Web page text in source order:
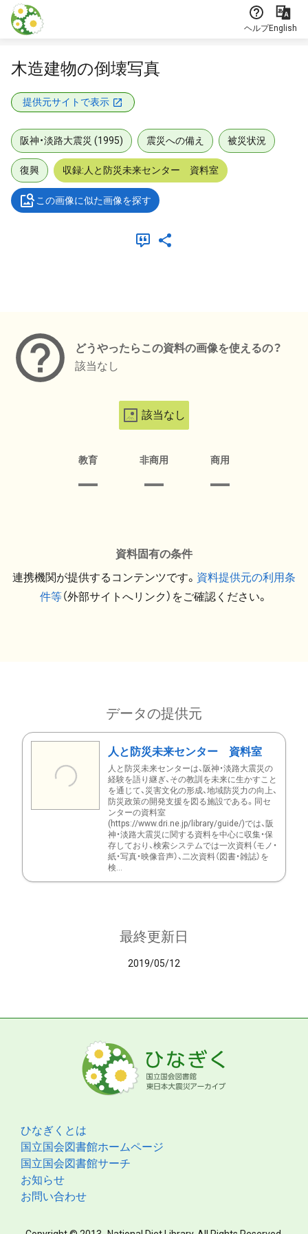
本文に飛ぶ
ヘルプEnglish
木造建物の倒壊写真
提供元サイトで表示
阪神・淡路大震災 (1995) 震災への備え 被災状況
復興 収録:人と防災未来センター 資料室
この画像に似た画像を探す
どうやったらこの資料の画像を使えるの？
該当なし
該当なし
教育 非商用 商用
資料固有の条件
連携機関が提供するコンテンツです。 資料提供元の利用条
件等（外部サイトへリンク）をご確認ください。
データの提供元
人と防災未来センター 資料室
人と防災未来センターは、阪神・淡路大震災の
経験を語り継ぎ、その教訓を未来に生かすこと
を通じて、災害文化の形成、地域防災力の向上、
防災政策の開発支援を図る施設である。同セ
ンターの資料室
(https://www.dri.ne.jp/library/guide/)では、阪
神・淡路大震災に関する資料を中心に収集・保
存しており、検索システムでは一次資料（モノ・
紙・写真・映像音声）、二次資料（図書・雑誌）を
検...
最終更新日
2019/05/12
ひなぎくとは
国立国会図書館ホームページ
国立国会図書館サーチ
お知らせ
お問い合わせ